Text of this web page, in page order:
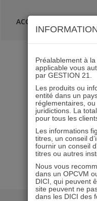
ACCUEIL
Préalablement à
applicable vous
par GESTION 21.
Les produits ou
entité dans un
réglementaires,
juridictions. La
pour tous les
Les informations
titres, un conseil
fournir un conseil
titres ou autres
Nous vous
dans un OPCVM
DICI, qui peuvent
site peuvent ne
dans les DICI des